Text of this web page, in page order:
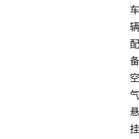
车
辆
配
备
空
气
悬
挂